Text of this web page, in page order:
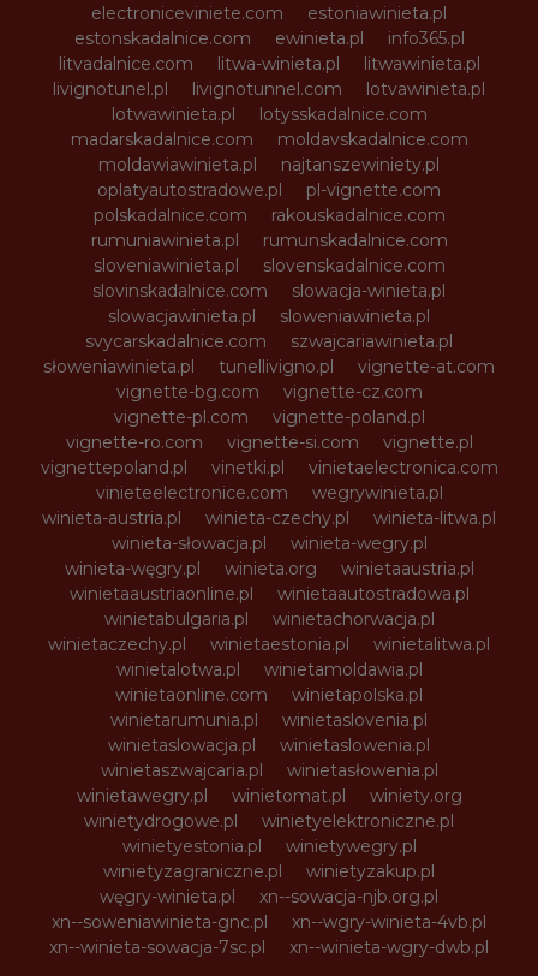
electroniceviniete.com
estoniawinieta.pl
estonskadalnice.com
ewinieta.pl
info365.pl
litvadalnice.com
litwa-winieta.pl
litwawinieta.pl
livignotunel.pl
livignotunnel.com
lotvawinieta.pl
lotwawinieta.pl
lotysskadalnice.com
madarskadalnice.com
moldavskadalnice.com
moldawiawinieta.pl
najtanszewiniety.pl
oplatyautostradowe.pl
pl-vignette.com
polskadalnice.com
rakouskadalnice.com
rumuniawinieta.pl
rumunskadalnice.com
sloveniawinieta.pl
slovenskadalnice.com
slovinskadalnice.com
slowacja-winieta.pl
slowacjawinieta.pl
sloweniawinieta.pl
svycarskadalnice.com
szwajcariawinieta.pl
słoweniawinieta.pl
tunellivigno.pl
vignette-at.com
vignette-bg.com
vignette-cz.com
vignette-pl.com
vignette-poland.pl
vignette-ro.com
vignette-si.com
vignette.pl
vignettepoland.pl
vinetki.pl
vinietaelectronica.com
vinieteelectronice.com
wegrywinieta.pl
winieta-austria.pl
winieta-czechy.pl
winieta-litwa.pl
winieta-słowacja.pl
winieta-wegry.pl
winieta-węgry.pl
winieta.org
winietaaustria.pl
winietaaustriaonline.pl
winietaautostradowa.pl
winietabulgaria.pl
winietachorwacja.pl
winietaczechy.pl
winietaestonia.pl
winietalitwa.pl
winietalotwa.pl
winietamoldawia.pl
winietaonline.com
winietapolska.pl
winietarumunia.pl
winietaslovenia.pl
winietaslowacja.pl
winietaslowenia.pl
winietaszwajcaria.pl
winietasłowenia.pl
winietawegry.pl
winietomat.pl
winiety.org
winietydrogowe.pl
winietyelektroniczne.pl
winietyestonia.pl
winietywegry.pl
winietyzagraniczne.pl
winietyzakup.pl
węgry-winieta.pl
xn--sowacja-njb.org.pl
xn--soweniawinieta-gnc.pl
xn--wgry-winieta-4vb.pl
xn--winieta-sowacja-7sc.pl
xn--winieta-wgry-dwb.pl